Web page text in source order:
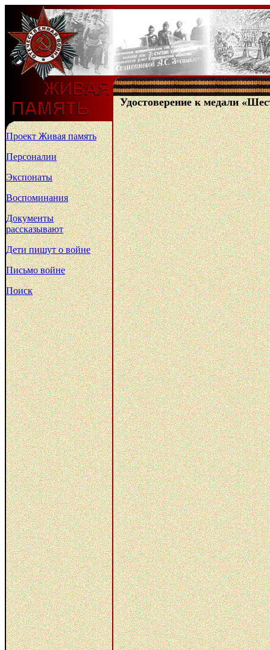
Удостоверение к медали
Проект Живая память
Персоналии
Экспонаты
Воспоминания
Документы
рассказывают
Дети пишут о войне
Письмо войне
Поиск